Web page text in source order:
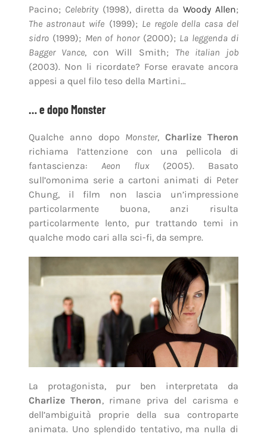
Pacino; Celebrity(1998), diretta daWoody Allen;
The astronaut wife (1999); Le regole della casa del
sidro(1999); Men of honor(2000); La leggenda di
Bagger Vance, con Will Smith; The italian job
(2003). Non li ricordate? Forse eravate ancora
appesi a quel filo teso della Martini…
… e dopo Monster
Qualche anno dopo Monster,Charlize Theron
richiama l’attenzione con una pellicola di
fantascienza:Aeon flux(2005). Basato
sull’omonima serie a cartoni animati di Peter
Chung, il film non lascia un’impressione
particolarmente buona, anzi risulta
particolarmente lento, pur trattando temi in
qualche modo cari alla sci-fi, da sempre.
La protagonista, pur ben interpretata da
Charlize Theron, rimane priva del carisma e
dell’ambiguità proprie della sua controparte
animata. Uno splendido tentativo, ma nulla di